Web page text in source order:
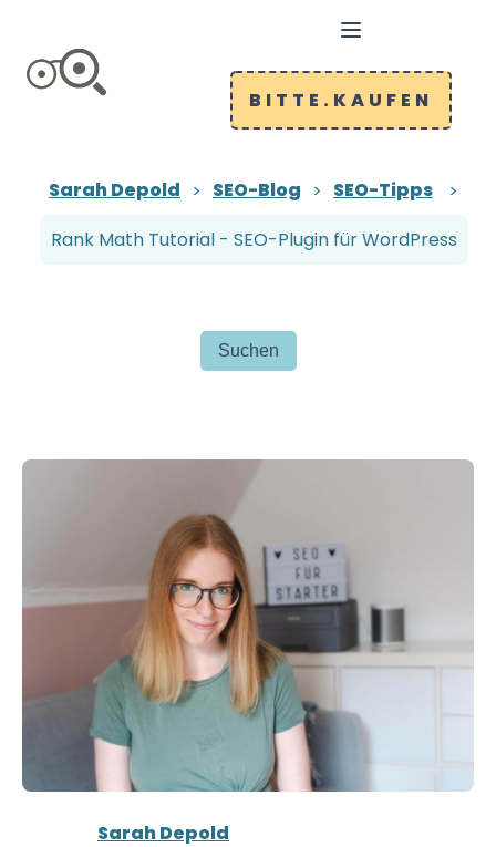
BITTE.KAUFEN
Sarah Depold SEO-Blog
SEO-Tipps
Rank Math Tutorial - SEO-Plugin für WordPress
Sarah Depold